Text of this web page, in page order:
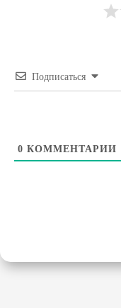
Подписаться
0 КОММЕНТАРИИ